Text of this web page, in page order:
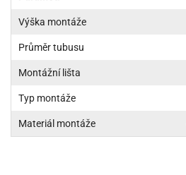
Výška montáže
Průměr tubusu
Montážní lišta
Typ montáže
Materiál montáže